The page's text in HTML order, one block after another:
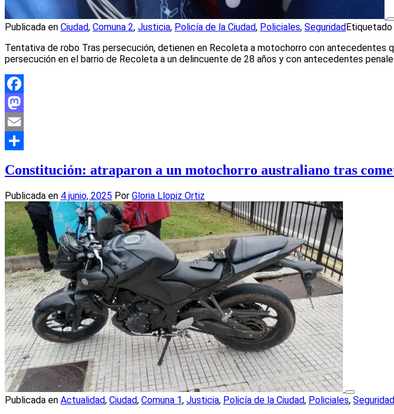
Publicada en Ciudad, Comuna 2, Justicia, Policía de la Ciudad, Policiales, SeguridadEtiquetado
Tentativa de robo Tras persecución, detienen en Recoleta a motochorro con antecedentes
persecución en el barrio de Recoleta a un delincuente de 28 años y con antecedentes
Facebook
Mastodon
Email
Constitución: atraparon a un motochorro australiano tras
Publicada en 4 junio, 2025 Por Gloria Llopiz Ortiz
Publicada en Actualidad, Ciudad, Comuna 1, Justicia, Policía de la Ciudad, Policiales, Seguridad